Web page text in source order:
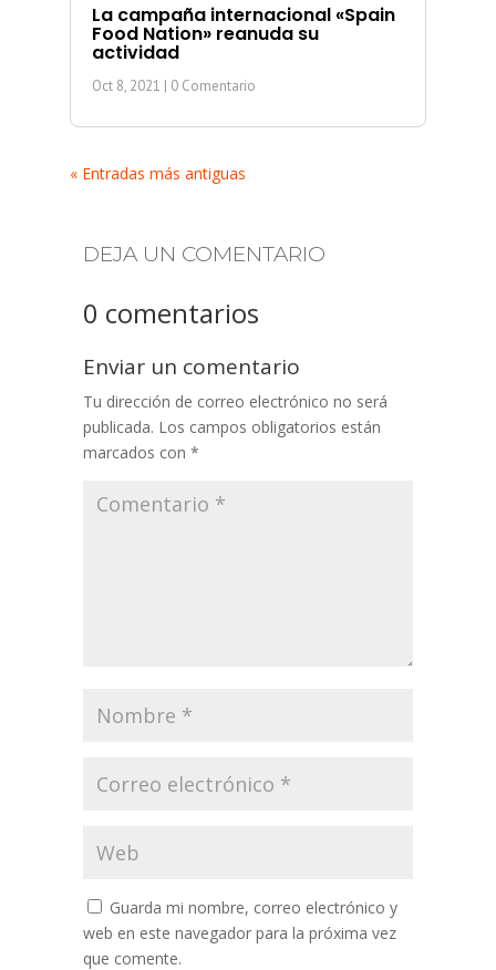
La campaña internacional «Spain
Food Nation» reanuda su
actividad
Oct 8, 2021 | 0 Comentario
« Entradas más antiguas
DEJA UN COMENTARIO
0 comentarios
Enviar un comentario
Tu dirección de correo electrónico no será
publicada. Los campos obligatorios están
marcados con *
Guarda mi nombre, correo electrónico y
web en este navegador para la próxima vez
que comente.